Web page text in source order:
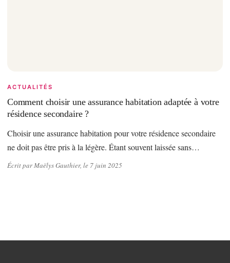
ACTUALITÉS
Comment choisir une assurance habitation adaptée à votre
résidence secondaire ?
Choisir une assurance habitation pour votre résidence secondaire
ne doit pas être pris à la légère. Étant souvent laissée sans…
Écrit par Maëlys Gauthier, le 7 juin 2025